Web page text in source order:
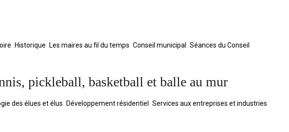
Historique Les maires au fil du temps Conseil municipal Séances du Conseil
des élues et élus Développement résidentiel Services aux entreprises et industries
pickleball, basketball et balle au mur